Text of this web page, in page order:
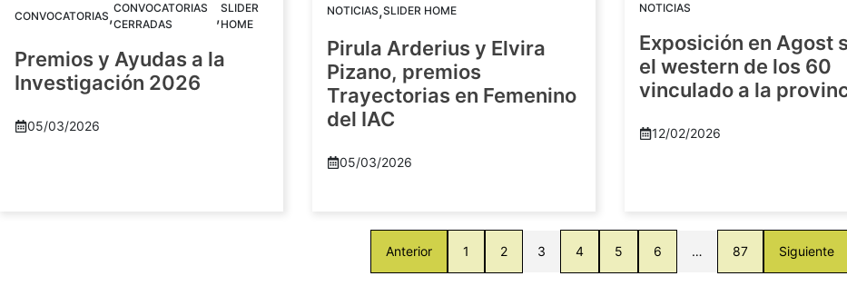
CONVOCATORIAS,CONVOCATORIAS
CERRADAS
,SLIDER
HOME
Premios y Ayudas a la
Investigación 2026
05/03/2026
NOTICIAS,SLIDER HOME
Pirula Arderius y Elvira
Pizano, premios
Trayectorias en Femenino
del IAC
05/03/2026
NOTICIAS
Exposición en Agost
el western de los 60
vinculado a la
12/02/2026
Anterior 1 2 3 4 5 6 … 87 Siguiente